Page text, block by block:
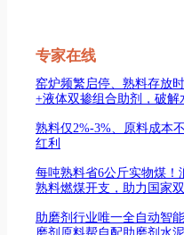
专家在线
窑炉频繁启停、熟料存放
+液体双掺组合助剂，破解
熟料仅2%-3%、原料成本
红利
每吨熟料省6公斤实物煤
熟料燃煤开支，助力国家
助磨剂行业唯一全自动智
磨剂原料帮自配助磨剂水